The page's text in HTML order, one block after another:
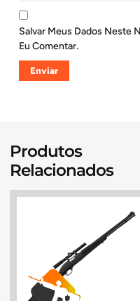
Salvar Meus Dados Neste
Eu Comentar.
Produtos
Relacionados